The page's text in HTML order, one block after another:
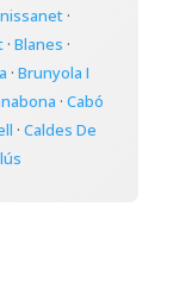
·
· Blanes ·
· Brunyola I
· Cabó
· Caldes De